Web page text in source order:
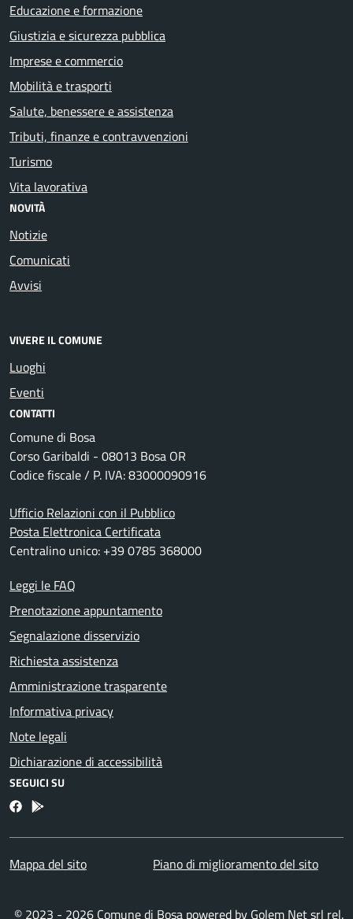
Educazione e formazione
Giustizia e sicurezza pubblica
Imprese e commercio
Mobilità e trasporti
Salute, benessere e assistenza
Tributi, finanze e contravvenzioni
Turismo
Vita lavorativa
NOVITÀ
Notizie
Comunicati
Avvisi
VIVERE IL COMUNE
Luoghi
Eventi
CONTATTI
Comune di Bosa
Corso Garibaldi - 08013 Bosa OR
Codice fiscale / P. IVA: 83000090916
Ufficio Relazioni con il Pubblico
Posta Elettronica Certificata
Centralino unico: +39 0785 368000
Leggi le FAQ
Prenotazione appuntamento
Segnalazione disservizio
Richiesta assistenza
Amministrazione trasparente
Informativa privacy
Note legali
Dichiarazione di accessibilità
SEGUICI SU
FacebookBosa inApp
Mappa del sito Piano di miglioramento del sito
© 2023 - 2026 Comune di Bosa powered by Golem Net srl rel.